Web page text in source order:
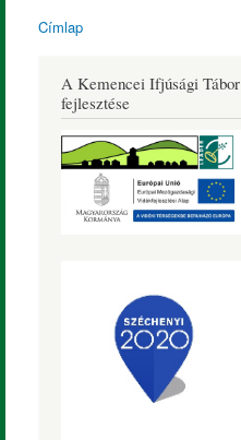
Kemence
Község
Honlapja
Címlap
A Kemencei Ifjúsági Tábor
fejlesztése